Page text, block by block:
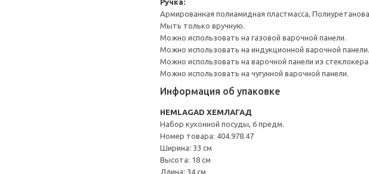
Ручка:
Армированная полиамидная пластмасса,
Мыть только вручную.
Можно использовать на газовой варочной панели.
Можно использовать на индукционной варочной панели.
Можно использовать на варочной панели из
Можно использовать на чугунной варочной панели.
Информация об упаковке
HEMLAGAD ХЕМЛАГАД
Набор кухонной посуды, 6 предм.
Номер товара: 404.978.47
Ширина: 33 см
Высота: 18 см
Длина: 34 см